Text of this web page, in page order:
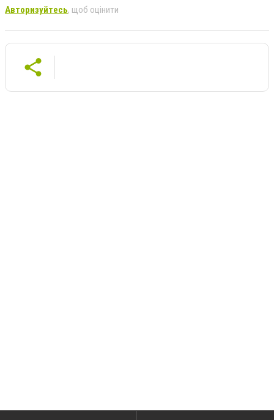
Авторизуйтесь, щоб оцінити